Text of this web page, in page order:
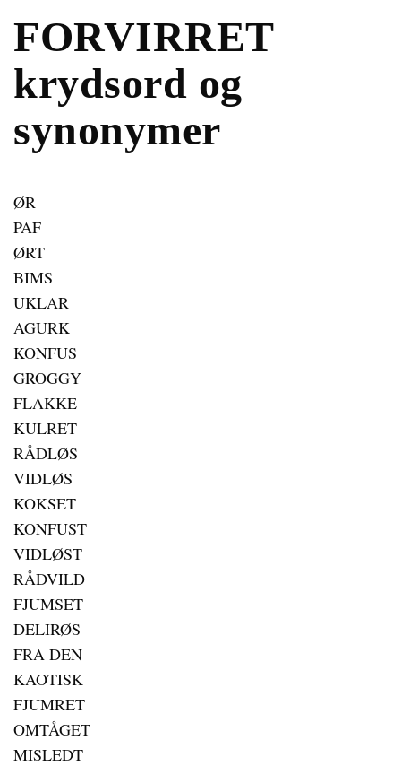
FORVIRRET
krydsord og
synonymer
ØR
PAF
ØRT
BIMS
UKLAR
AGURK
KONFUS
GROGGY
FLAKKE
KULRET
RÅDLØS
VIDLØS
KOKSET
KONFUST
VIDLØST
RÅDVILD
FJUMSET
DELIRØS
FRA DEN
KAOTISK
FJUMRET
OMTÅGET
MISLEDT